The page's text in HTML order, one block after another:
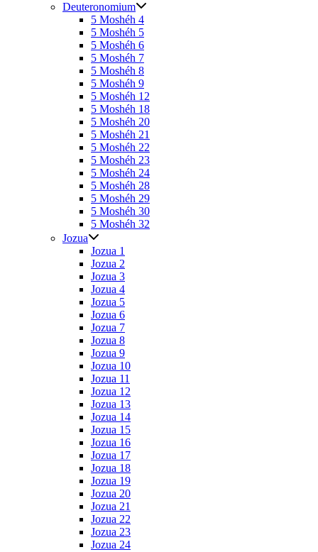
Deuteronomium
5 Moshéh 4
5 Moshéh 5
5 Moshéh 6
5 Moshéh 7
5 Moshéh 8
5 Moshéh 9
5 Moshéh 12
5 Moshéh 18
5 Moshéh 20
5 Moshéh 21
5 Moshéh 22
5 Moshéh 23
5 Moshéh 24
5 Moshéh 28
5 Moshéh 29
5 Moshéh 30
5 Moshéh 32
Jozua
Jozua 1
Jozua 2
Jozua 3
Jozua 4
Jozua 5
Jozua 6
Jozua 7
Jozua 8
Jozua 9
Jozua 10
Jozua 11
Jozua 12
Jozua 13
Jozua 14
Jozua 15
Jozua 16
Jozua 17
Jozua 18
Jozua 19
Jozua 20
Jozua 21
Jozua 22
Jozua 23
Jozua 24